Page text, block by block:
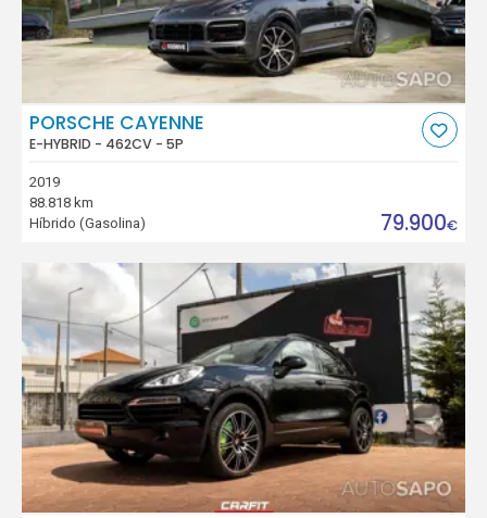
PORSCHE CAYENNE
E-HYBRID - 462CV - 5P
2019
88.818 km
Híbrido (Gasolina)
79.900€